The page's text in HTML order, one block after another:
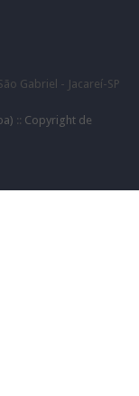
Gabriel - Jacareí-SP
:: Copyright de